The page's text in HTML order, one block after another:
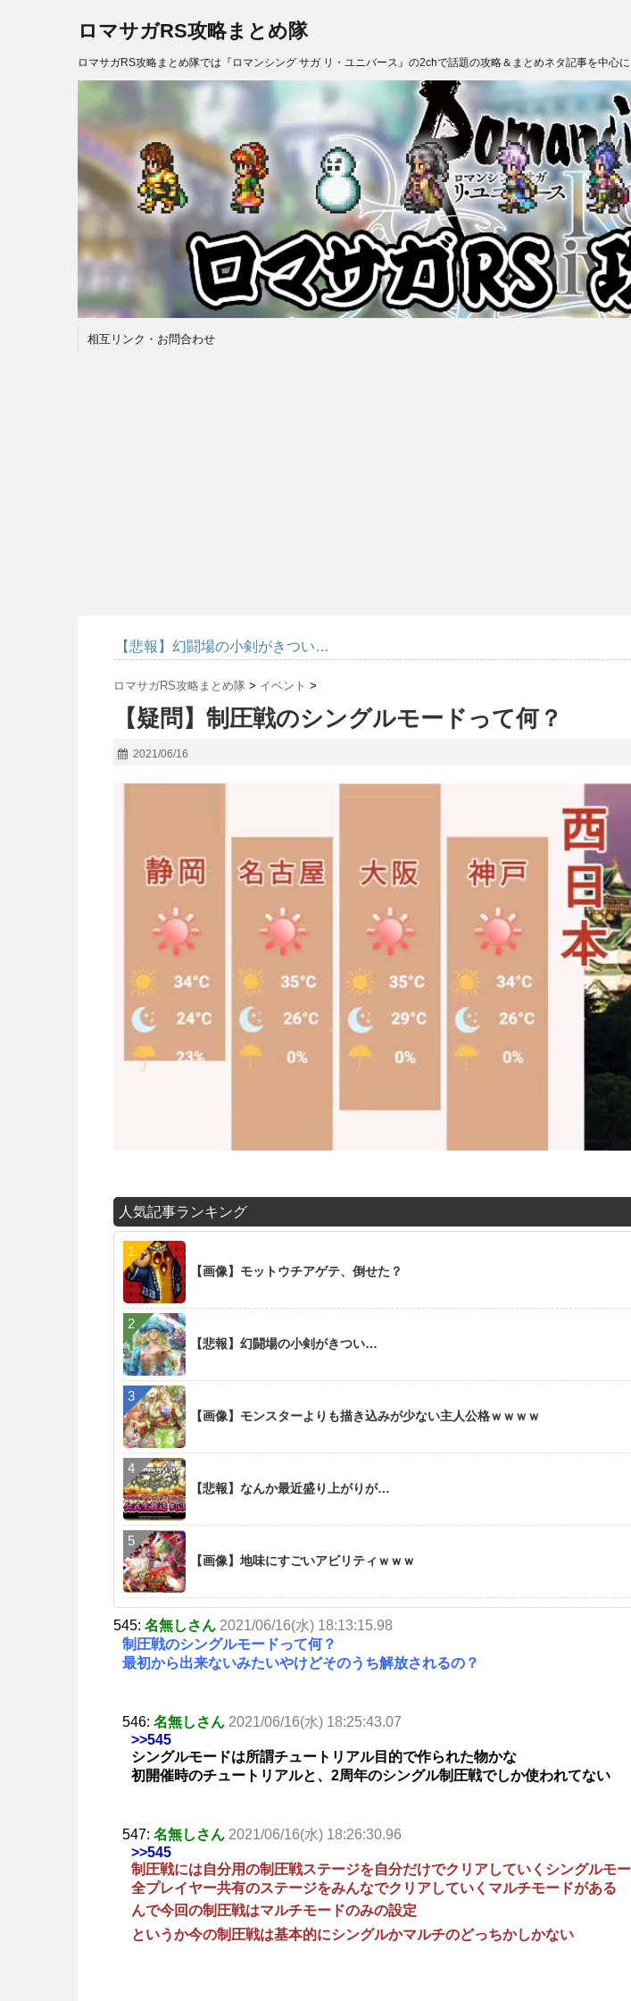
ロマサガRS攻略まとめ隊
ロマサガRS攻略まとめ隊では『ロマンシング サガ リ・ユニバース』の2chで話題の攻略＆まとめネタ記事を中心
相互リンク・お問合わせ
【悲報】幻闘場の小剣がきつい…
ロマサガRS攻略まとめ隊 > イベント >
【疑問】制圧戦のシングルモードって何？
2021/06/16
人気記事ランキング
【画像】モットウチアゲテ、倒せた？
【悲報】幻闘場の小剣がきつい…
【画像】モンスターよりも描き込みが少ない主人公格ｗｗｗｗ
【悲報】なんか最近盛り上がりが…
【画像】地味にすごいアビリティｗｗｗ
545: 名無しさん 2021/06/16(水) 18:13:15.98
制圧戦のシングルモードって何？
最初から出来ないみたいやけどそのうち解放されるの？
546: 名無しさん 2021/06/16(水) 18:25:43.07
>>545
シングルモードは所謂チュートリアル目的で作られた物かな
初開催時のチュートリアルと、2周年のシングル制圧戦でしか使われてない
547: 名無しさん 2021/06/16(水) 18:26:30.96
>>545
制圧戦には自分用の制圧戦ステージを自分だけでクリアしていくシングルモ
全プレイヤー共有のステージをみんなでクリアしていくマルチモードがある
んで今回の制圧戦はマルチモードのみの設定
というか今の制圧戦は基本的にシングルかマルチのどっちかしかない